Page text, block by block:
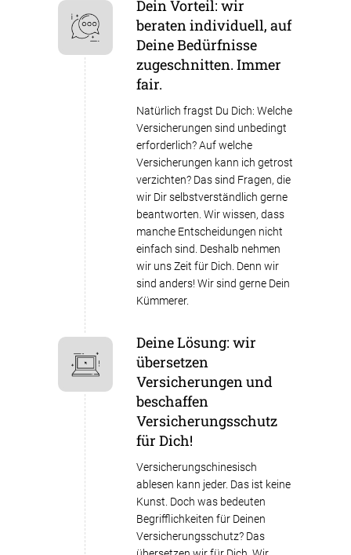
Dein Vorteil: wir
beraten individuell, auf
Deine Bedürfnisse
zugeschnitten. Immer
fair.
Natürlich fragst Du Dich: Welche
Versicherungen sind unbedingt
erforderlich? Auf welche
Versicherungen kann ich getrost
verzichten? Das sind Fragen, die
wir Dir selbstverständlich gerne
beantworten. Wir wissen, dass
manche Entscheidungen nicht
einfach sind. Deshalb nehmen
wir uns Zeit für Dich. Denn wir
sind anders! Wir sind gerne Dein
Kümmerer.
Deine Lösung: wir
übersetzen
Versicherungen und
beschaffen
Versicherungsschutz
für Dich!
Versicherungschinesisch
ablesen kann jeder. Das ist keine
Kunst. Doch was bedeuten
Begrifflichkeiten für Deinen
Versicherungsschutz? Das